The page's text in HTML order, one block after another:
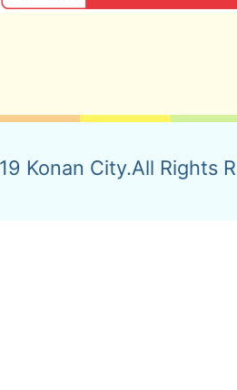
Konan City.All Rights